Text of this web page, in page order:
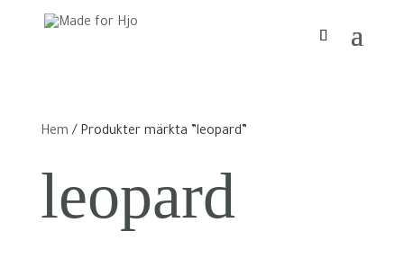
Hem / Produkter märkta ”leopard”
leopard